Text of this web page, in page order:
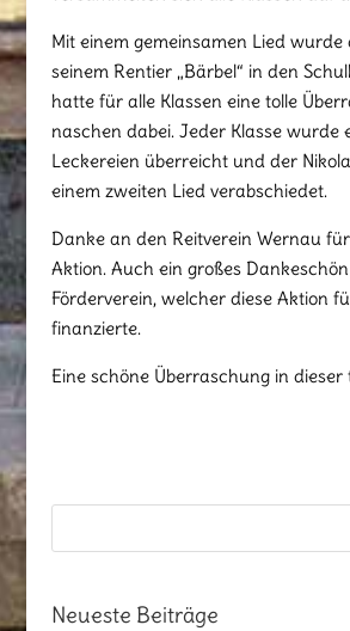
Mit einem gemeinsamen Lied wurde
seinem Rentier „Bärbel“ in den
hatte für alle Klassen eine tolle
naschen dabei. Jeder Klasse wurde
Leckereien überreicht und der
einem zweiten Lied verabschiedet.
Danke an den Reitverein Wernau
Aktion. Auch ein großes
Förderverein, welcher diese Aktion
finanzierte.
Eine schöne Überraschung in dieser
Neueste Beiträge